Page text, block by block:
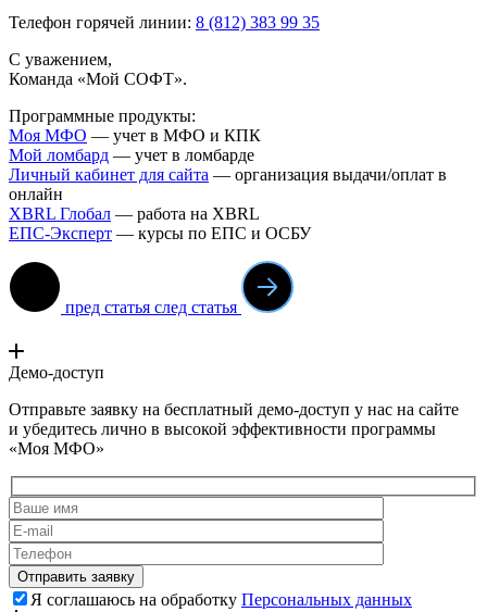
Телефон горячей линии: 8 (812) 383 99 35
С уважением,
Команда «Мой СОФТ».
Программные продукты:
Моя МФО — учет в МФО и КПК
Мой ломбард — учет в ломбарде
Личный кабинет для сайта — организация выдачи/оплат в
онлайн
XBRL Глобал — работа на XBRL
ЕПС-Эксперт — курсы по ЕПС и ОСБУ
пред статья след статья
Демо-доступ
Отправьте заявку на бесплатный демо-доступ у нас на сайте
и убедитесь лично в высокой эффективности программы
«Моя МФО»
Я соглашаюсь на обработку Персональных данных